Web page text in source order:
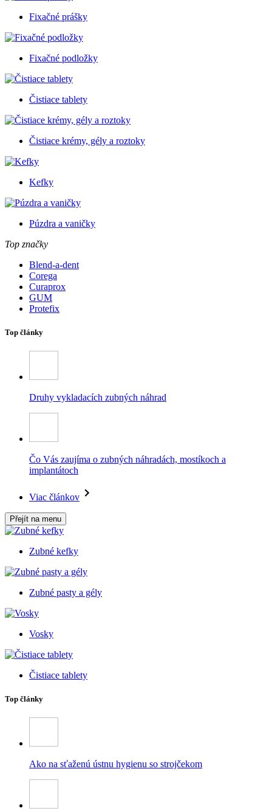
Fixačné prášky
Fixačné podložky
Čistiace tablety
Čistiace krémy, gély a roztoky
Kefky
Púzdra a vaničky
Top značky
Blend-a-dent
Corega
Curaprox
GUM
Protefix
Top články
Druhy vykladacích zubných náhrad
Čo Vás zaujíma o zubných náhradách, mostíkoch a
implantátoch
Viac článkov
Přejít na menu
Zubné kefky
Zubné pasty a gély
Vosky
Čistiace tablety
Top články
Ako na sťaženú ústnu hygienu so strojčekom